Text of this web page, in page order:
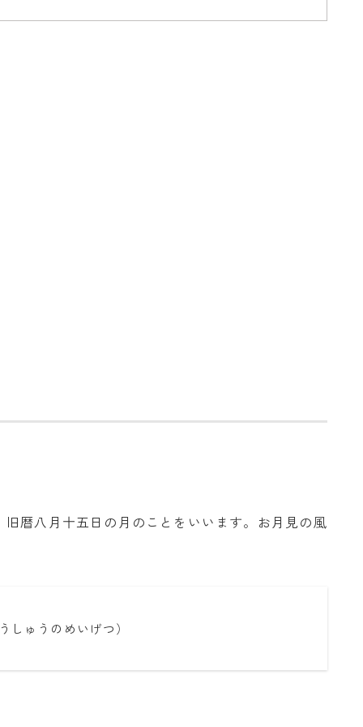
暦八月十五日の月のことをいいます。お月見の風
しゅうのめいげつ）